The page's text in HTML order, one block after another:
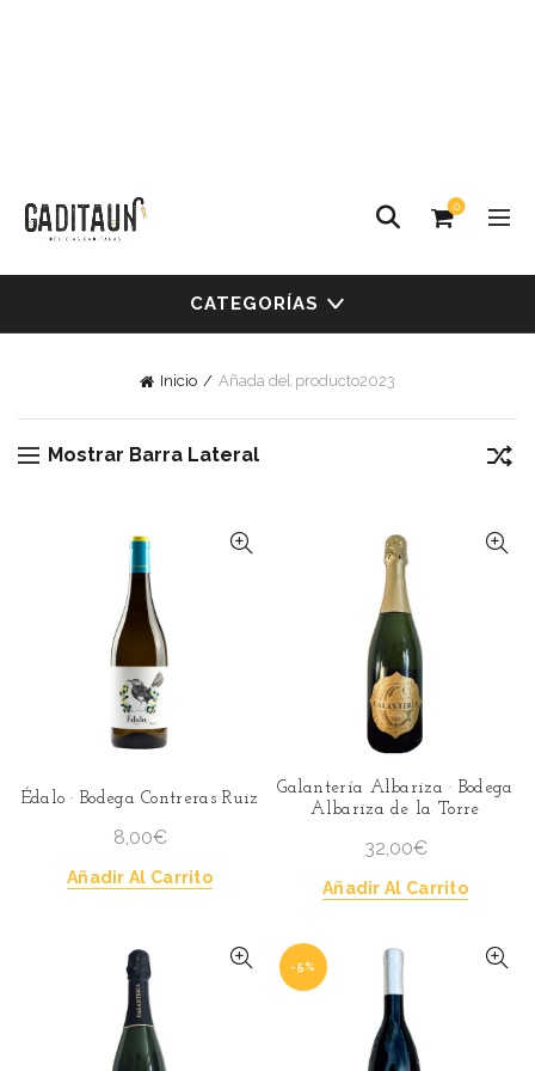
0
CATEGORÍAS
Inicio Añada del producto2023
Mostrar Barra Lateral
Édalo · Bodega Contreras Ruiz
8,00€
Añadir Al Carrito
Galantería Albariza · Bodega
Albariza de la Torre
32,00€
Añadir Al Carrito
-5%